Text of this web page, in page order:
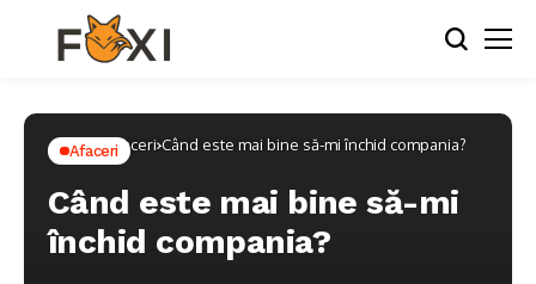
Home Afaceri Când este mai bine să-mi închid compania?
Afaceri
Când este mai bine să-mi
închid compania?